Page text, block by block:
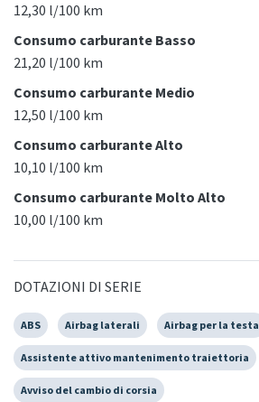
12,30 l/100 km
Consumo carburante Basso
21,20 l/100 km
Consumo carburante Medio
12,50 l/100 km
Consumo carburante Alto
10,10 l/100 km
Consumo carburante Molto Alto
10,00 l/100 km
DOTAZIONI DI SERIE
ABS Airbag laterali Airbag per la testa
Assistente attivo mantenimento traiettoria
Avviso del cambio di corsia